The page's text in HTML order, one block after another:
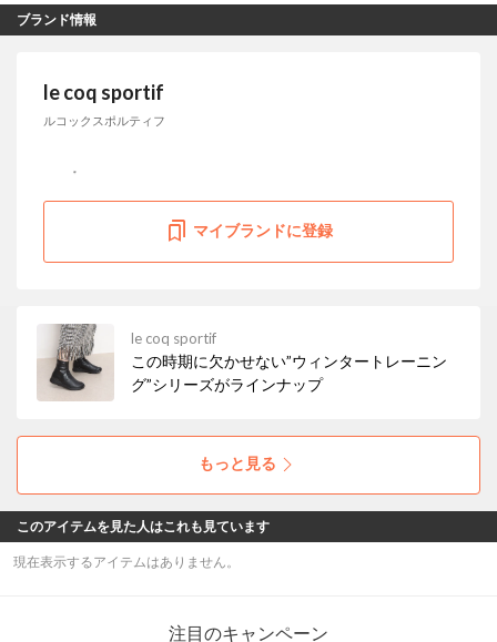
ブランド情報
le coq sportif
ルコックスポルティフ
マイブランドに登録
le coq sportif
この時期に欠かせない”ウィンタートレーニン
グ”シリーズがラインナップ
もっと見る
このアイテムを見た人はこれも見ています
現在表示するアイテムはありません。
注目のキャンペーン